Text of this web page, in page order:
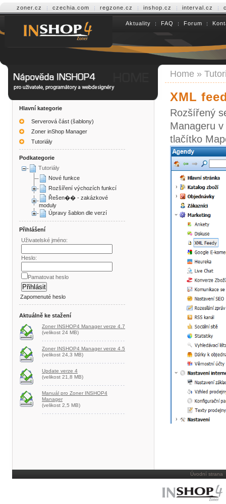
zoner.cz czechia.com regzone.cz inshop.cz interval.cz
Help INSHOP4 Aktuality FAQ Forum
Hlavní kategorie
Serverová část (šablony)
Zoner inShop Manager
Tutoriály
Podkategorie
Tutoriály
Nové funkce
Rozšíření výchozích funkcí
Řešen�� - zakázkové
moduly
Úpravy šablon dle verzí
Přihlášení
Uživatelské jméno:
Heslo:
Pamatovat heslo
Zapomenuté heslo
Aktuálně ke stažení
Zoner INSHOP4 Manager verze 4.7
(velikost 24 MB)
Zoner INSHOP4 Manager verze 4.5
(velikost 24,3 MB)
Update verze 4
(velikost 21,8 MB)
Manuál pro Zoner INSHOP4
Manager
(velikost 2,5 MB)
Home »
XML
Rozšířený
Manageru
tlačítko
Úvodní strana